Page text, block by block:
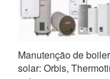
Manutenção de
solar: Orbis,